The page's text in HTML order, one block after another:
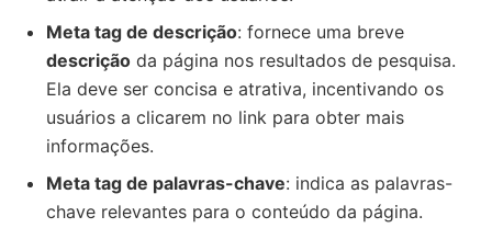
Meta tag de descrição: fornece uma breve
descrição da página nos resultados de pesquisa.
Ela deve ser concisa e atrativa, incentivando os
usuários a clicarem no link para obter mais
informações.
Meta tag de palavras-chave: indica as palavras-
chave relevantes para o conteúdo da página.